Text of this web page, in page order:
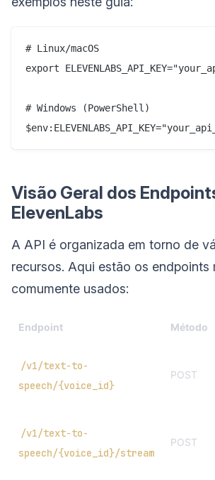
# Linux/macOS
export
# Windows (PowerShell)
Visão Geral dos
ElevenLabs
A API é organizada em torno de
recursos. Aqui estão os endpoints
comumente usados:
Endpoint Método
/v1/text-to-
speech/{voice_id}
POST
/v1/text-to-
speech/{voice_id}/stream
POST